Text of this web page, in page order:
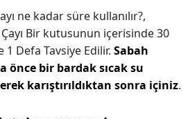
ne kadar süre kullanılır?,
Bir kutusunun içerisinde 30
1 Defa Tavsiye Edilir. Sabah
önce bir bardak sıcak su
karıştırıldıktan sonra içiniz.